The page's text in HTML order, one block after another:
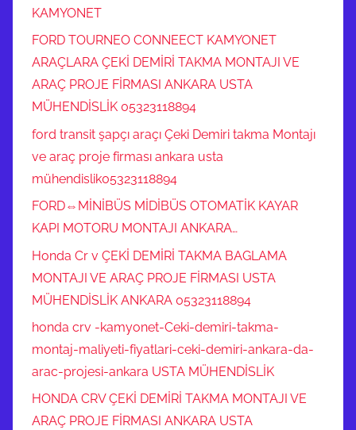
KAMYONET
FORD TOURNEO CONNEECT KAMYONET
ARAÇLARA ÇEKİ DEMİRİ TAKMA MONTAJI VE
ARAÇ PROJE FİRMASI ANKARA USTA
MÜHENDİSLİK 05323118894
ford transit şapçı araçı Çeki Demiri takma Montajı
ve araç proje firması ankara usta
mühendislik05323118894
FORD⇔MİNİBÜS MİDİBÜS OTOMATİK KAYAR
KAPI MOTORU MONTAJI ANKARA…
Honda Cr v ÇEKİ DEMİRİ TAKMA BAGLAMA
MONTAJI VE ARAÇ PROJE FİRMASI USTA
MÜHENDİSLİK ANKARA 05323118894
honda crv -kamyonet-Ceki-demiri-takma-
montaj-maliyeti-fiyatlari-ceki-demiri-ankara-da-
arac-projesi-ankara USTA MÜHENDİSLİK
HONDA CRV ÇEKİ DEMİRİ TAKMA MONTAJI VE
ARAÇ PROJE FİRMASI ANKARA USTA